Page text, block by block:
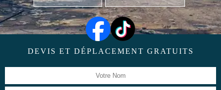
DEVIS ET DÉPLACEMENT GRATUITS